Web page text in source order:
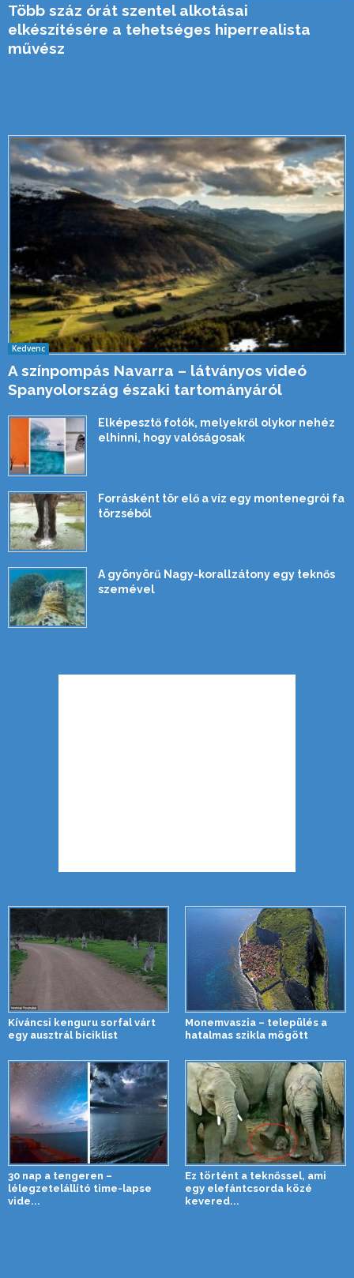
Több száz órát szentel alkotásai
elkészítésére a tehetséges hiperrealista
művész
Kedvenc
A színpompás Navarra – látványos videó
Spanyolország északi tartományáról
Elképesztő fotók, melyekről olykor nehéz
elhinni, hogy valóságosak
Forrásként tör elő a víz egy montenegrói fa
törzséből
A gyönyörű Nagy-korallzátony egy teknős
szemével
Kíváncsi kenguru sorfal várt
egy ausztrál biciklist
Monemvaszia – település a
hatalmas szikla mögött
30 nap a tengeren –
lélegzetelállító time-lapse
vide...
Ez történt a teknőssel, ami
egy elefántcsorda közé
kevered...